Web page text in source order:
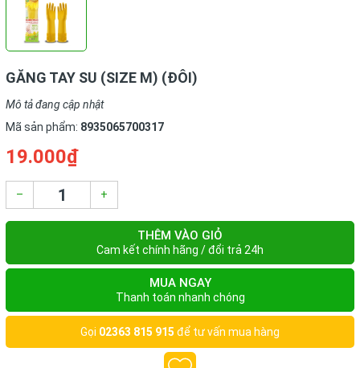
GĂNG TAY SU (SIZE M) (ĐÔI)
Mô tả đang cập nhật
Mã sản phẩm: 8935065700317
19.000₫
– +
THÊM VÀO GIỎ
Cam kết chính hãng / đổi trả 24h
MUA NGAY
Thanh toán nhanh chóng
Gọi 02363 815 915 để tư vấn mua hàng